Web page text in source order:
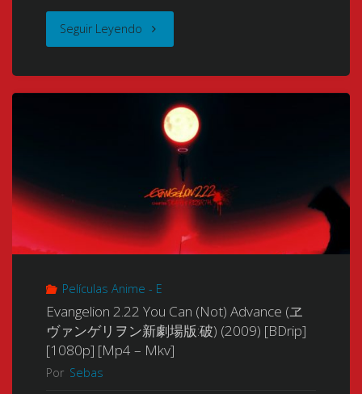
[BDrip]
[Mkv]
[Hi10p]
[FLAC]"
Seguir Leyendo "Evangelion
You
Can
Redo
(ヱ
ァ
ン
Películas Anime - E
Evangelion 2.22 You Can (Not) Advance (ヱ
ヴァンゲリヲン新劇場版:破) (2009) [BDrip]
[1080p] [Mp4 – Mkv]
Por Sebas